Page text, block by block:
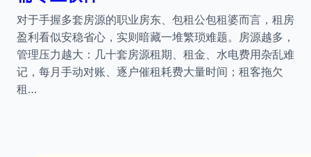
对于手握多套房源的职业房东、包租公包租婆而言，租房
盈利看似安稳省心，实则暗藏一堆繁琐难题。房源越多，
管理压力越大：几十套房源租期、租金、水电费用杂乱难
记，每月手动对账、逐户催租耗费大量时间；租客拖欠
租…